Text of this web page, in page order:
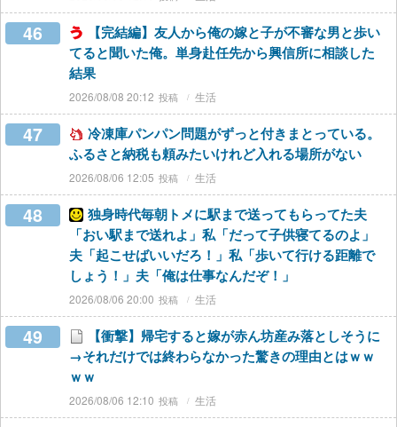
46
【完結編】友人から俺の嫁と子が不審な男と歩い
てると聞いた俺。単身赴任先から興信所に相談した
結果
2026/08/08 20:12 生活
47
冷凍庫パンパン問題がずっと付きまとっている。
ふるさと納税も頼みたいけれど入れる場所がない
2026/08/06 12:05 生活
48
独身時代毎朝トメに駅まで送ってもらってた夫
「おい駅まで送れよ」私「だって子供寝てるのよ」
夫「起こせばいいだろ！」私「歩いて行ける距離で
しょう！」夫「俺は仕事なんだぞ！」
2026/08/06 20:00 生活
49
【衝撃】帰宅すると嫁が赤ん坊産み落としそうに
→それだけでは終わらなかった驚きの理由とはｗｗ
ｗｗ
2026/08/06 12:10 生活